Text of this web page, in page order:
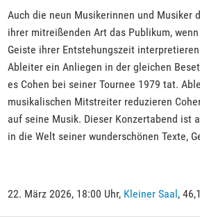
Auch die neun Musikerinnen und Musiker
ihrer mitreißenden Art das Publikum,
Geiste ihrer Entstehungszeit
Ableiter ein Anliegen in der gleichen
es Cohen bei seiner Tournee 1979 tat.
musikalischen Mitstreiter reduzieren
auf seine Musik. Dieser Konzertabend ist
in die Welt seiner wunderschönen Texte,
22. März 2026, 18:00 Uhr, Kleiner Saal ,